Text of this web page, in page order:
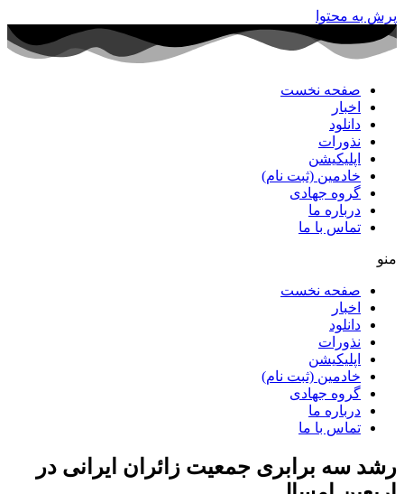
پرش به محتوا
صفحه نخست
اخبار
دانلود
نذورات
اپلیکیشن
خادمین (ثبت نام)
گروه جهادی
درباره ما
تماس با ما
منو
صفحه نخست
اخبار
دانلود
نذورات
اپلیکیشن
خادمین (ثبت نام)
گروه جهادی
درباره ما
تماس با ما
رشد سه برابری جمعیت زائران ایرانی در